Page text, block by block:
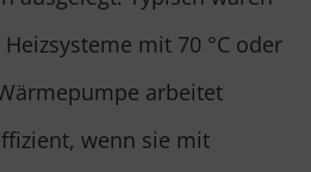
mit 70 °C oder
arbeitet
wenn sie mit